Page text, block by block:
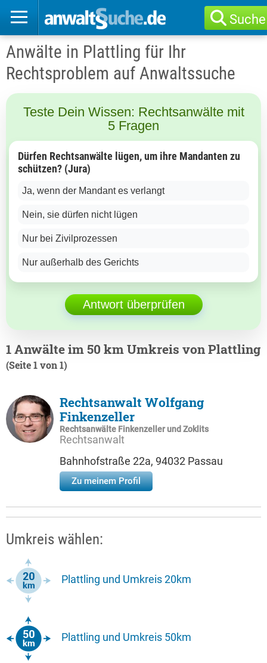
Suche
Anwälte in Plattling für Ihr
Rechtsproblem auf Anwaltssuche
Teste Dein Wissen: Rechtsanwälte mit
5 Fragen
Dürfen Rechtsanwälte lügen, um ihre Mandanten zu
schützen? (Jura)
Ja, wenn der Mandant es verlangt
Nein, sie dürfen nicht lügen
Nur bei Zivilprozessen
Nur außerhalb des Gerichts
Antwort überprüfen
1 Anwälte im 50 km Umkreis von Plattling
(Seite 1 von 1)
Rechtsanwalt Wolfgang
Finkenzeller
Rechtsanwälte Finkenzeller und Zoklits
Rechtsanwalt
Bahnhofstraße 22a, 94032 Passau
Zu meinem Profil
Umkreis wählen:
Plattling und Umkreis 20km
Plattling und Umkreis 50km